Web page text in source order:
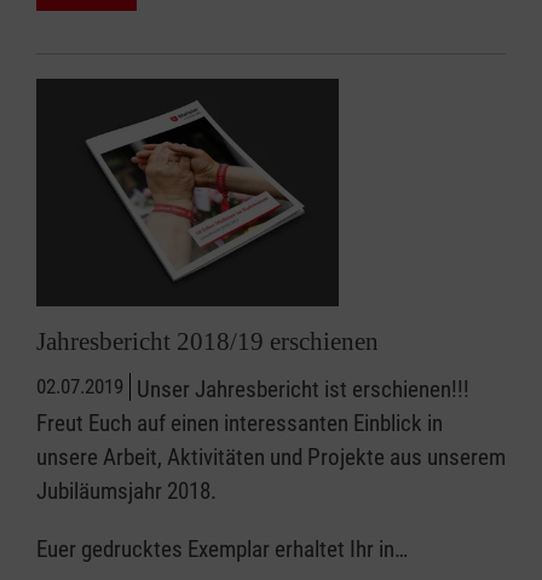
Jahresbericht 2018/19 erschienen
02.07.2019
Unser Jahresbericht ist erschienen!!!
Freut Euch auf einen interessanten Einblick in
unsere Arbeit, Aktivitäten und Projekte aus unserem
Jubiläumsjahr 2018.
Euer gedrucktes Exemplar erhaltet Ihr in…